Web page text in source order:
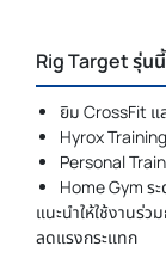
Rig Target รุ่น
ยิม CrossFit แ
Hyrox
Personal
Home Gym ร
แนะนำให้ใช้งานร่ว
ลดแรงกระแทก